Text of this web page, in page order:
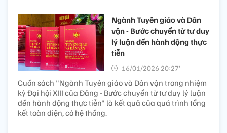
Ngành Tuyên giáo và Dân
vận - Bước chuyển từ tư duy
lý luận đến hành động thực
tiễn
16/01/2026 20:27’
Cuốn sách "Ngành Tuyên giáo và Dân vận trong nhiệm
kỳ Đại hội XIII của Đảng - Bước chuyển từ tư duy lý luận
đến hành động thực tiễn" là kết quả của quá trình tổng
kết toàn diện, có hệ thống.